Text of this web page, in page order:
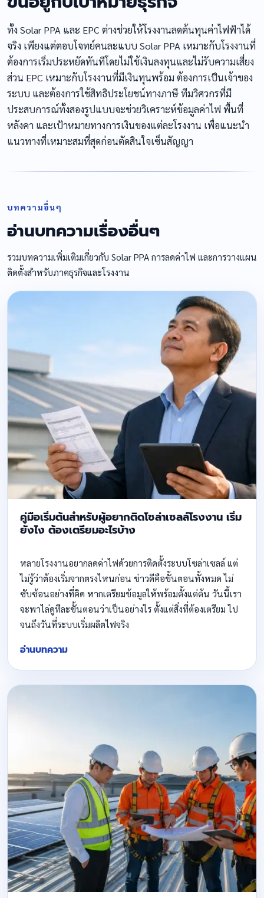
ทั้ง Solar PPA และ EPC ต่างช่วยให้โรงงานลดต้นทุนค่าไฟฟ้าได้
จริง เพียงแต่ตอบโจทย์คนละแบบ Solar PPA เหมาะกับโรงงานที่
ต้องการเริ่มประหยัดทันทีโดยไม่ใช้เงินลงทุนและไม่รับความเสี่ยง
ส่วน EPC เหมาะกับโรงงานที่มีเงินทุนพร้อม ต้องการเป็นเจ้าของ
ระบบ และต้องการใช้สิทธิประโยชน์ทางภาษี ทีมวิศวกรที่มี
ประสบการณ์ทั้งสองรูปแบบจะช่วยวิเคราะห์ข้อมูลค่าไฟ พื้นที่
หลังคา และเป้าหมายทางการเงินของแต่ละโรงงาน เพื่อแนะนำ
แนวทางที่เหมาะสมที่สุดก่อนตัดสินใจเซ็นสัญญา
บทความอื่นๆ
อ่านบทความเรื่องอื่นๆ
รวมบทความเพิ่มเติมเกี่ยวกับ Solar PPA การลดค่าไฟ และการวางแผน
ติดตั้งสำหรับภาคธุรกิจและโรงงาน
คู่มือเริ่มต้นสำหรับผู้อยากติดโซล่าเซลล์โรงงาน เริ่ม
ยังไง ต้องเตรียมอะไรบ้าง
หลายโรงงานอยากลดค่าไฟด้วยการติดตั้งระบบโซล่าเซลล์ แต่
ไม่รู้ว่าต้องเริ่มจากตรงไหนก่อน ข่าวดีคือขั้นตอนทั้งหมด ไม่
ซับซ้อนอย่างที่คิด หากเตรียมข้อมูลให้พร้อมตั้งแต่ต้น วันนี้เรา
จะพาไล่ดูทีละขั้นตอนว่าเป็นอย่างไร ตั้งแต่สิ่งที่ต้องเตรียม ไป
จนถึงวันที่ระบบเริ่มผลิตไฟจริง
อ่านบทความ